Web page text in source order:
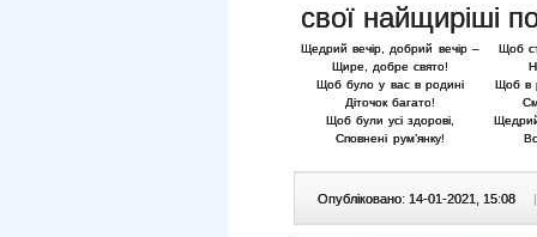
свої найщиріші
Щедрий вечір, добрий вечір –
Щире, добре свято!
Щоб було у вас в родині
Діточок багато!
Щоб були усі здорові,
Сповнені рум’янку!
Щоб
Щоб в
Опубліковано: 14-01-2021, 15:08 |